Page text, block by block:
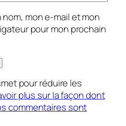
mon e-mail et mon
pour mon prochain
pour réduire les
plus sur la façon dont
commentaires sont